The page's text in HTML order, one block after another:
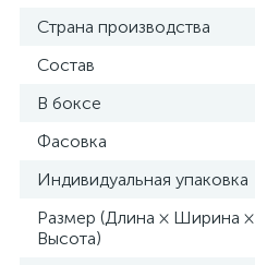
Страна производства
Состав
В боксе
Фасовка
Индивидуальная упаковка
Размер (Длина × Ширина ×
Высота)